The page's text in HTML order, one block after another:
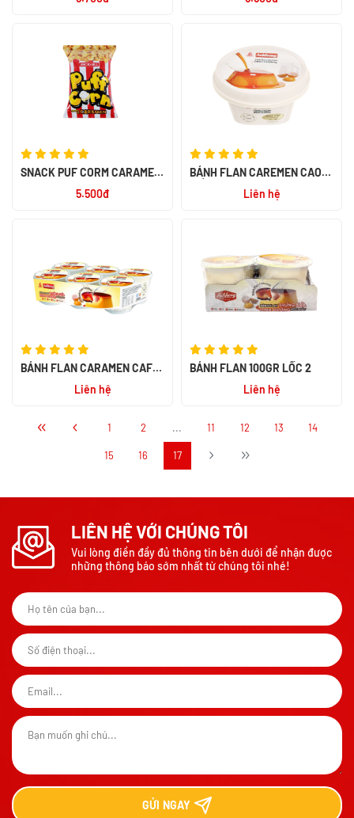
SNACK PUF CORM CARAMEL
5.500đ
BÁNH FLAN CAREMEN CAO
Liên hệ
BÁNH FLAN CARAMEN CAFE
Liên hệ
BÁNH FLAN 100GR LỐC 2
Liên hệ
1 2 ... 11 12 13 14
15 16 17
LIÊN HỆ VỚI CHÚNG TÔI
Vui lòng điền đầy đủ thông tin bên dưới để nhận được
những thông báo sớm nhất từ chúng tôi nhé!
GỬI NGAY